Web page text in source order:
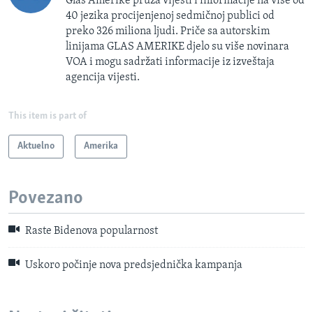
40 jezika procijenjenoj sedmičnoj publici od
preko 326 miliona ljudi. Priče sa autorskim
linijama GLAS AMERIKE djelo su više novinara
VOA i mogu sadržati informacije iz izveštaja
agencija vijesti.
This item is part of
Aktuelno Amerika
Povezano
Raste Bidenova popularnost
Uskoro počinje nova predsjednička kampanja